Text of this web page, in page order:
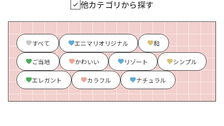
他カテゴリから探す
すべて エニマリオリジナル 和
ご当地 かわいい リゾート シンプル
エレガント カラフル ナチュラル